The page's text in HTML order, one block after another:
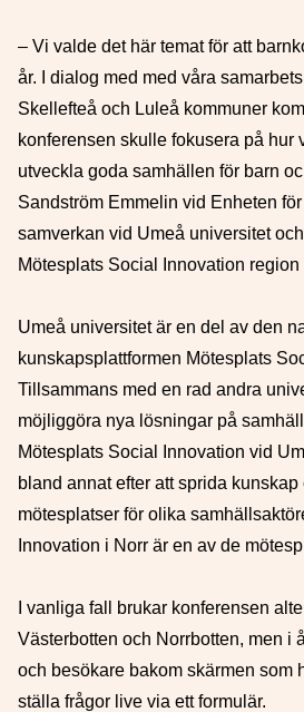
– Vi valde det här temat för att
år. I dialog med med våra
Skellefteå och Luleå kommuner
konferensen skulle fokusera på hur
utveckla goda samhällen för barn
Sandström Emmelin vid Enheten
samverkan vid Umeå universitet
Mötesplats Social Innovation region
Umeå universitet är en del av den
kunskapsplattformen Mötesplats
Tillsammans med en rad andra
möjliggöra nya lösningar på
Mötesplats Social Innovation vid
bland annat efter att sprida kunskap
mötesplatser för olika
Innovation i Norr är en av de
I vanliga fall brukar konferensen
Västerbotten och Norrbotten, men i
och besökare bakom skärmen som
ställa frågor live via ett formulär.